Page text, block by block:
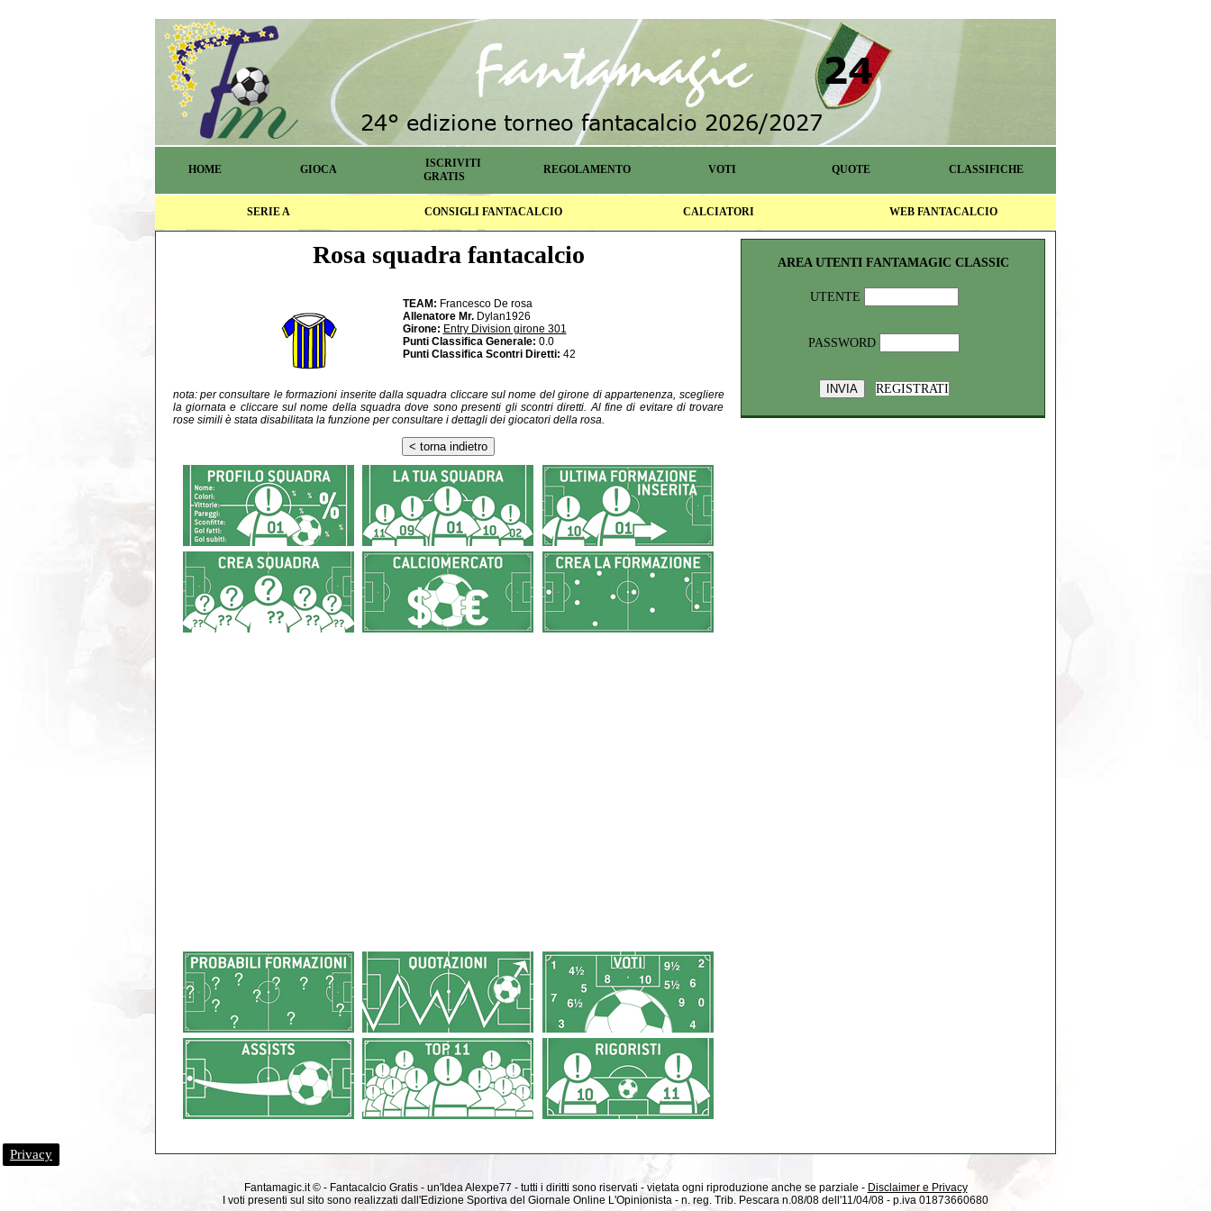
HOME GIOCA
ISCRIVITI
GRATIS
REGOLAMENTO VOTI QUOTE CLASSIFICHE
SERIE A CONSIGLI FANTACALCIO CALCIATORI WEB FANTACALCIO
Rosa squadra fantacalcio
TEAM: Francesco De rosa
Allenatore Mr. Dylan1926
Girone: Entry Division girone 301
Punti Classifica Generale: 0.0
Punti Classifica Scontri Diretti: 42
nota: per consultare le formazioni inserite dalla squadra cliccare sul nome del girone di appartenenza, scegliere
la giornata e cliccare sul nome della squadra dove sono presenti gli scontri diretti. Al fine di evitare di trovare
rose simili è stata disabilitata la funzione per consultare i dettagli dei giocatori della rosa.
AREA UTENTI FANTAMAGIC CLASSIC
UTENTE
PASSWORD
REGISTRATI
Fantamagic.it © - Fantacalcio Gratis - un'Idea Alexpe77 - tutti i diritti sono riservati - vietata ogni riproduzione anche se parziale - Disclaimer e Privacy
I voti presenti sul sito sono realizzati dall'Edizione Sportiva del Giornale Online L'Opinionista - n. reg. Trib. Pescara n.08/08 dell'11/04/08 - p.iva 01873660680
Privacy